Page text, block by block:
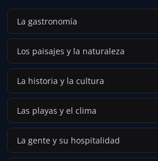
La gastronomía
Los paisajes y la naturaleza
La historia y la cultura
Las playas y el clima
La gente y su hospitalidad